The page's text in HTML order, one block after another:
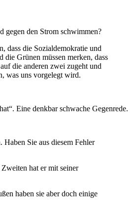
gegen den Strom schwimmen?
dass die Sozialdemokratie und
Grünen müssen merken, dass
die anderen zwei zugeht und
was uns vorgelegt wird.
Eine denkbar schwache Gegenrede.
Sie aus diesem Fehler
hat er mit seiner
haben sie aber doch einige